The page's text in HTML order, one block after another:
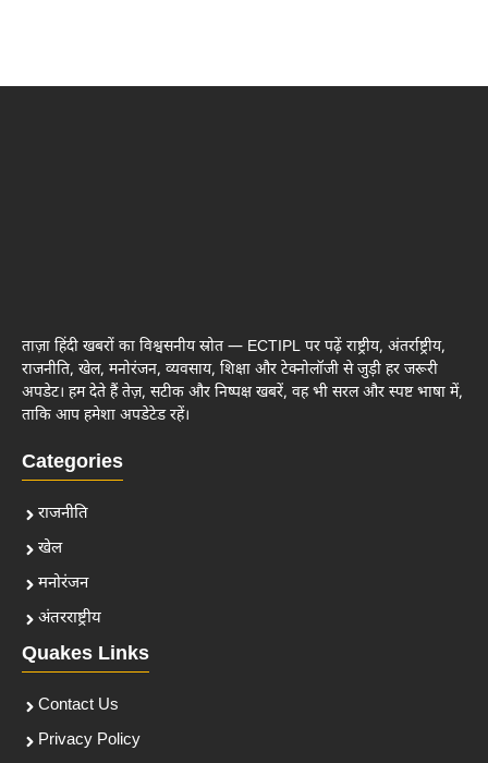
ताज़ा हिंदी खबरों का विश्वसनीय स्रोत — ECTIPL पर पढ़ें राष्ट्रीय, अंतर्राष्ट्रीय,
राजनीति, खेल, मनोरंजन, व्यवसाय, शिक्षा और टेक्नोलॉजी से जुड़ी हर जरूरी
अपडेट। हम देते हैं तेज़, सटीक और निष्पक्ष खबरें, वह भी सरल और स्पष्ट भाषा में,
ताकि आप हमेशा अपडेटेड रहें।
Categories
राजनीति
खेल
मनोरंजन
अंतरराष्ट्रीय
Quakes Links
Contact Us
Privacy Policy